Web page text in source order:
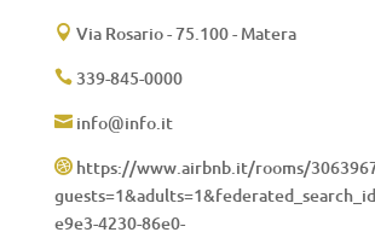
 Via Rosario - 75.100 - Matera
339-845-0000
info@info.it
https://www.airbnb.it/rooms/
e9e3-4230-86e0-